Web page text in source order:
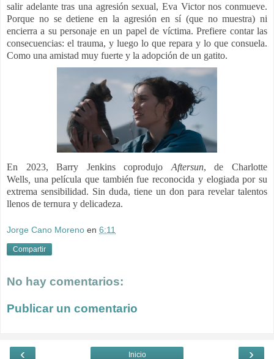
salir adelante tras una agresión sexual, Eva Victor nos conmueve.
Porque no se detiene en la agresión en sí (que no muestra) ni
encierra a su personaje en un papel de víctima. Prefiere contar las
consecuencias: el trauma, y luego lo que repara y lo que consuela.
Como una amistad muy fuerte y la adopción de un gatito.
En 2023, Barry Jenkins coprodujo Aftersun,de Charlotte
Wells una película que también fue reconocida y elogiada por su
extrema sensibilidad. Sin duda, tiene un don para revelar talentos
llenos de ternura y delicadeza.
Jorge Cano Moreno en 6:11
Compartir
No hay comentarios:
Publicar un comentario
‹ ›
Inicio